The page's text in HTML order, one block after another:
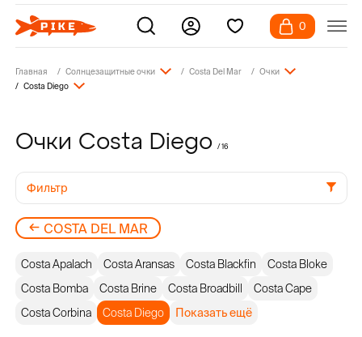
0
Главная Солнцезащитные очки Costa Del Mar
Очки
Costa Diego
Очки Costa Diego / 16
Фильтр
COSTA DEL MAR
Costa Apalach Costa Aransas Costa Blackfin
Costa Bloke
Costa Bomba
Costa Brine Costa Broadbill
Costa Cape
Costa Corbina
Costa Diego Показать ещё